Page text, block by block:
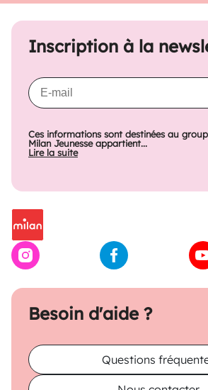
Besoin d'aide ?
Questions
Inscription à la
Ces informations sont destinées au
Milan Jeunesse appartient...
Lire la suite